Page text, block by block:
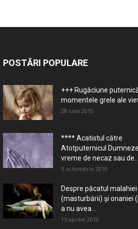
POSTĂRI POPULARE
+++ Rugăciune
momentele grele ale
28 iulie 2010
**** Acatistul către
Atotputernicul
vreme de necaz sau de...
5 octombrie 2010
Despre păcatul malahiei
(masturbării) şi onaniei
a nu avea...
15 aprilie 2010